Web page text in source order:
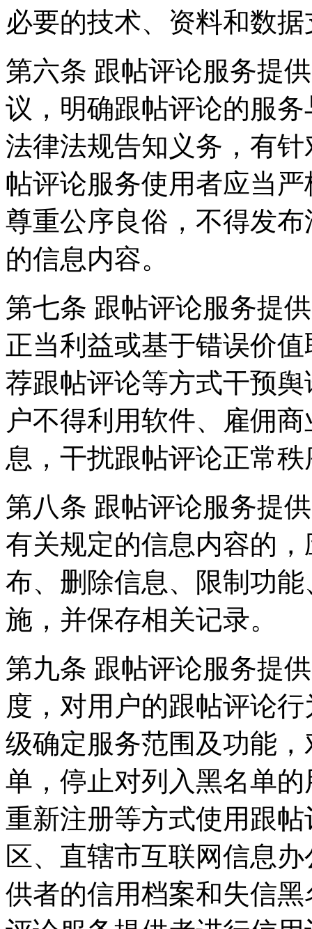
必要的技术、资料和数
第六条 跟帖评论服务提
议，明确跟帖评论的服
法律法规告知义务，有
帖评论服务使用者应当
尊重公序良俗，不得发
的信息内容。
第七条 跟帖评论服务提
正当利益或基于错误价
荐跟帖评论等方式干预
户不得利用软件、雇佣
息，干扰跟帖评论正常
第八条 跟帖评论服务提
有关规定的信息内容的
布、删除信息、限制功
施，并保存相关记录。
第九条 跟帖评论服务提
度，对用户的跟帖评论
级确定服务范围及功能
单，停止对列入黑名单
重新注册等方式使用跟
区、直辖市互联网信息
供者的信用档案和失信